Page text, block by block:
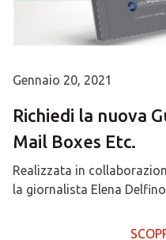
Gennaio 20, 2021
Richiedi la nuova
Mail Boxes Etc.
Realizzata in
la giornalista Elena